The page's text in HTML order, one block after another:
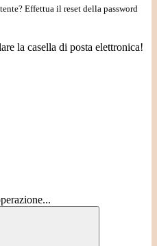
Effettua il reset della password
la casella di posta elettronica!